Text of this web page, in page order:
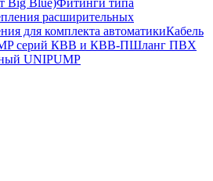
расширительных
для комплекта автоматикиКабель
серий КВВ и КВВ-ПШланг ПВХ
UNIPUMP